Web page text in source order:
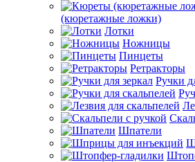
(кюретажные ложки)
Лотки
Ножницы
Пинцеты
Ретракторы
Ручки
Шпатели